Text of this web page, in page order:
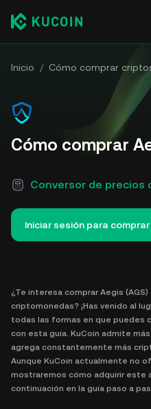
Inicio / Cómo comprar
Cómo comprar
Conversor de precios
Iniciar sesión para comprar
¿Te interesa comprar Aegis
criptomonedas? ¡Has venido al
todas las formas en que puedes
con esta guía. KuCoin admite
agrega constantemente más
Aunque KuCoin actualmente no
mostraremos cómo adquirir este
continuación en la guía paso a